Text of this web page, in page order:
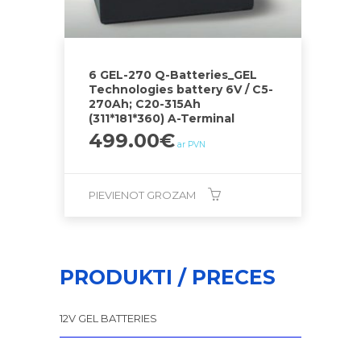
6 GEL-270 Q-Batteries_GEL
Technologies battery 6V / C5-
270Ah; C20-315Ah
(311*181*360) A-Terminal
499.00€ ar PVN
PIEVIENOT GROZAM
PRODUKTI / PRECES
12V GEL BATTERIES